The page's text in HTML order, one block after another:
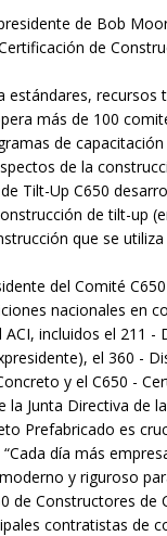
de Bob
de
estándares,
más de 100
de
de la
Tilt-Up C650
de tilt-up
que se
del Comité
nacionales en
incluidos el 211 -
el 360 -
y el C650 -
Junta Directiva de
Prefabricado es
día más
y riguroso
de Constructores
contratistas de